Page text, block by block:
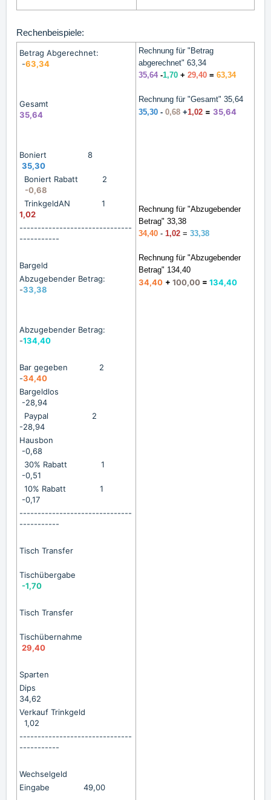
Rechenbeispiele:
Betrag Abgerechnet:
-63,34
Gesamt
35,64
Boniert 8
35,30
Boniert Rabatt 2
-0,68
TrinkgeldAN 1
1,02
-------------------------------
-----------
Bargeld
Abzugebender Betrag:
-33,38
Abzugebender Betrag:
-134,40
Bar gegeben 2
-34,40
Bargeldlos
-28,94
Paypal 2
-28,94
Hausbon
-0,68
30% Rabatt 1
-0,51
10% Rabatt 1
-0,17
-------------------------------
-----------
Tisch Transfer
Tischübergabe
-1,70
Tisch Transfer
Tischübernahme
29,40
Sparten
Dips
34,62
Verkauf Trinkgeld
1,02
-------------------------------
-----------
Wechselgeld
Eingabe 49,00
Rechnung für "Betrag
abgerechnet" 63,34
35,64 -1,70 + 29,40 = 63,34
Rechnung für "Gesamt" 35,64
35,30 - 0,68 +1,02 = 35,64
Rechnung für "Abzugebender
Betrag" 33,38
34,40 - 1,02 = 33,38
Rechnung für "Abzugebender
Betrag" 134,40
34,40 + 100,00 = 134,40